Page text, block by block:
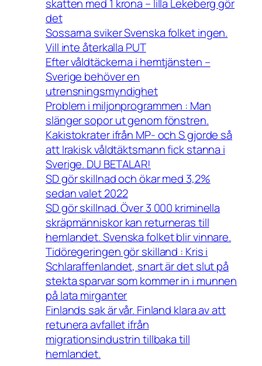
skatten med 1 krona – lilla Lekeberg gör
det
Sossarna sviker Svenska folket ingen.
Vill inte återkalla PUT
Efter våldtäckerna i hemtjänsten –
Sverige behöver en
utrensningsmyndighet
Problem i miljonprogrammen : Man
slänger sopor ut genom fönstren.
Kakistokrater ifrån MP- och S gjorde så
att Irakisk våldtäktsmann fick stanna i
Sverige. DU BETALAR!
SD gör skillnad och ökar med 3,2%
sedan valet 2022
SD gör skillnad. Över 3 000 kriminella
skräpmänniskor kan returneras till
hemlandet. Svenska folket blir vinnare.
Tidöregeringen gör skilland : Kris i
Schlaraffenlandet, snart är det slut på
stekta sparvar som kommer in i munnen
på lata mirganter
Finlands sak är vår. Finland klara av att
retunera avfallet ifrån
migrationsindustrin tillbaka till
hemlandet.